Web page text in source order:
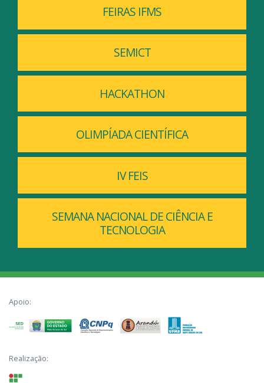
FEIRAS IFMS
SEMICT
HACKATHON
OLIMPÍADA CIENTÍFICA
IV FEIS
SEMANA NACIONAL DE CIÊNCIA E
TECNOLOGIA
Apoio:
Realização: